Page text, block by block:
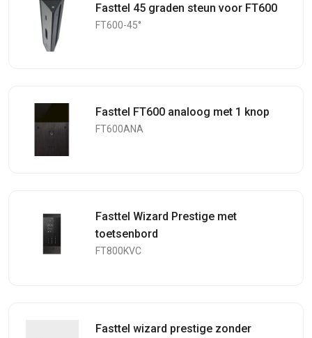
Fasttel 45 graden steun voor FT600
FT600-45°
Fasttel FT600 analoog met 1 knop
FT600ANA
Fasttel Wizard Prestige met
toetsenbord
FT800KVC
Fasttel wizard prestige zonder